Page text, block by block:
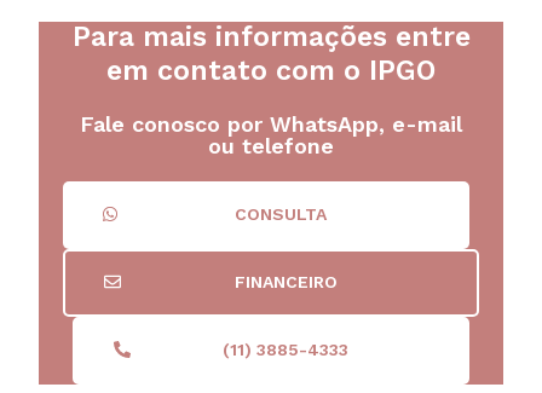
Para mais informações entre
em contato com o IPGO
Fale conosco por WhatsApp, e-mail
ou telefone
CONSULTA
FINANCEIRO
(11) 3885-4333